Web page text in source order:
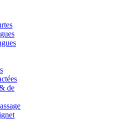
de